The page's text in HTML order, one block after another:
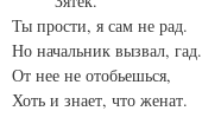
Ты прости, я сам не рад.
Но начальник вызвал, гад.
От нее не отобьешься,
Хоть и знает, что женат.